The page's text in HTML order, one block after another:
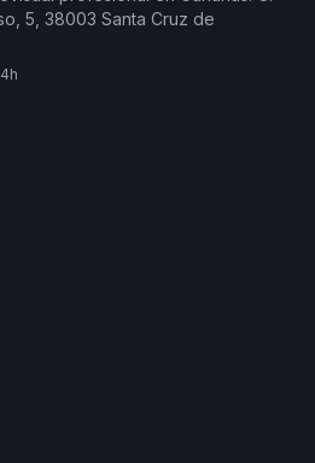
5, 38003 Santa Cruz de